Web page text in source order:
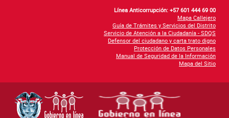
Línea Anticorrupción: +57 601 444 69 00
Mapa Callejero
Guía de Trámites y Servicios del Distrito
Servicio de Atención a la Ciudadanía - SDQS
Defensor del ciudadano y carta trato digno
Protección de Datos Personales
Manual de Seguridad de la Información
Mapa del Sitio